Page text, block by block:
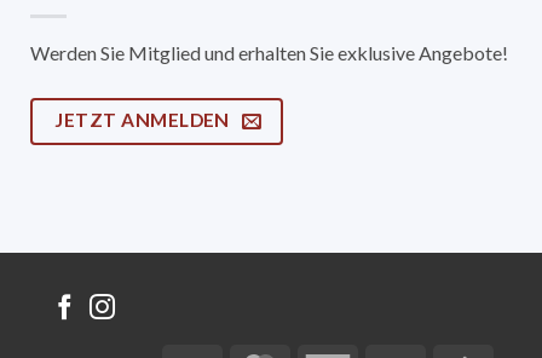
Werden Sie Mitglied und erhalten Sie exklusive Angebote!
JETZT ANMELDEN